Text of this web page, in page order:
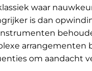
waar
is dan
arrangementen
om aandacht